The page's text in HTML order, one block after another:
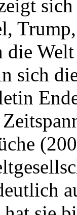
sich